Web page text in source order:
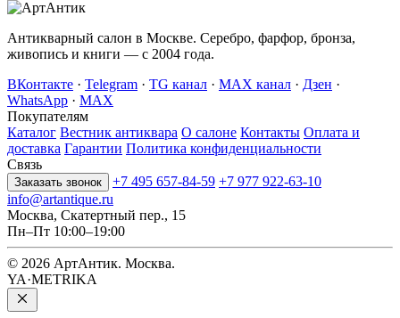
Антикварный салон в Москве. Серебро, фарфор, бронза,
живопись и книги — с 2004 года.
ВКонтакте · Telegram · TG канал · MAX канал · Дзен ·
WhatsApp · MAX
Покупателям
Каталог Вестник антиквара О салоне Контакты Оплата и
доставка Гарантии Политика конфиденциальности
Связь
Заказать звонок +7 495 657-84-59 +7 977 922-63-10
info@artantique.ru
Москва, Скатертный пер., 15
Пн–Пт 10:00–19:00
© 2026 АртАнтик. Москва.
YA·METRIKA